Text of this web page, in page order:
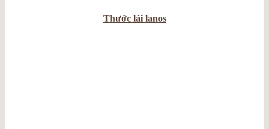
Thước lái lanos